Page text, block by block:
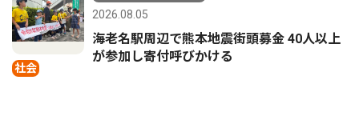
社会
2026.08.05
海老名駅周辺で熊本地震街頭募金 40人以上
が参加し寄付呼びかける